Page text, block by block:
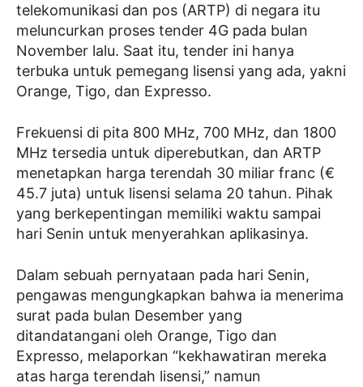
telekomunikasi dan pos (ARTP) di negara itu
meluncurkan proses tender 4G pada bulan
November lalu. Saat itu, tender ini hanya
terbuka untuk pemegang lisensi yang ada, yakni
Orange, Tigo, dan Expresso.
Frekuensi di pita 800 MHz, 700 MHz, dan 1800
MHz tersedia untuk diperebutkan, dan ARTP
menetapkan harga terendah 30 miliar franc (€
45.7 juta) untuk lisensi selama 20 tahun. Pihak
yang berkepentingan memiliki waktu sampai
hari Senin untuk menyerahkan aplikasinya.
Dalam sebuah pernyataan pada hari Senin,
pengawas mengungkapkan bahwa ia menerima
surat pada bulan Desember yang
ditandatangani oleh Orange, Tigo dan
Expresso, melaporkan “kekhawatiran mereka
atas harga terendah lisensi,” namun